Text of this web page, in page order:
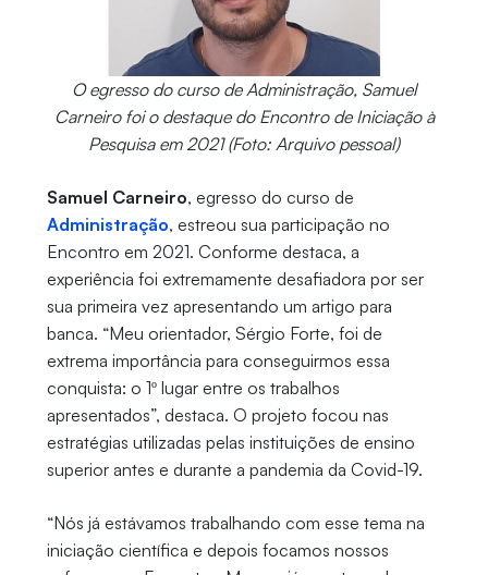
O egresso do curso de Administração, Samuel
Carneiro foi o destaque do Encontro de Iniciação à
Pesquisa em 2021 (Foto: Arquivo pessoal)
Samuel Carneiro, egresso do curso de
Administração, estreou sua participação no
Encontro em 2021. Conforme destaca, a
experiência foi extremamente desafiadora por ser
sua primeira vez apresentando um artigo para
banca. “Meu orientador, Sérgio Forte, foi de
extrema importância para conseguirmos essa
conquista: o 1º lugar entre os trabalhos
apresentados”, destaca. O projeto focou nas
estratégias utilizadas pelas instituições de ensino
superior antes e durante a pandemia da Covid-19.
“Nós já estávamos trabalhando com esse tema na
iniciação científica e depois focamos nossos